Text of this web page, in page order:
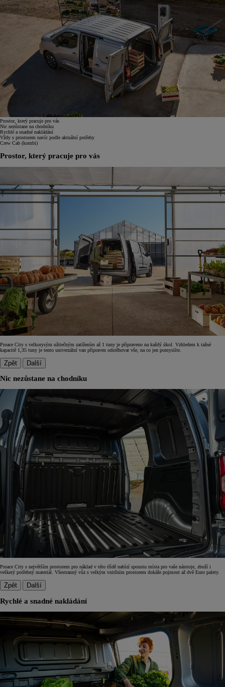
Prostor, který pracuje pro vás
Nic nezůstane na chodníku
Rychlé a snadné nakládání
Vždy s prostorem navíc podle aktuální potřeby
Crew Cab (kombi)
Prostor, který pracuje pro vás
Proace City s velkorysým užitečným zatížením až 1 tuny je připraveno na každý úkol. Vzhledem k tažné
kapacitě 1,35 tuny je tento univerzální van připraven odstěhovat vše, na co jen pomyslíte.
Zpět Další
Nic nezůstane na chodníku
Proace City s největším prostorem pro náklad v této třídě nabízí spoustu místa pro vaše nástroje, zboží i
veškerý potřebný materiál. Všestranný vůz s velkým vnitřním prostorem dokáže pojmout až dvě Euro palety.
Zpět Další
Rychlé a snadné nakládání